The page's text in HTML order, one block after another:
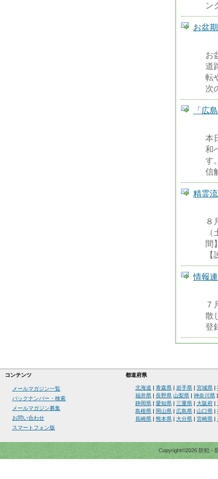
ン
お盆
お
道
転
次
「広
本
和
す
信
精霊
８
間
情報
７
散
登
コンテンツ 都道府県
メールマガジン一覧
バックナンバー・検索
メールマガジン募集
お問い合わせ
スマートフォン版
北海道 青森県 岩手県 宮城県
福井県
長野県 山梨県 神奈川県
静岡県
愛知県 三重県 大阪府
島根県
岡山県 広島県 山口県
長崎県
熊本県 大分県 宮崎県
Copyright©2026 防犯・